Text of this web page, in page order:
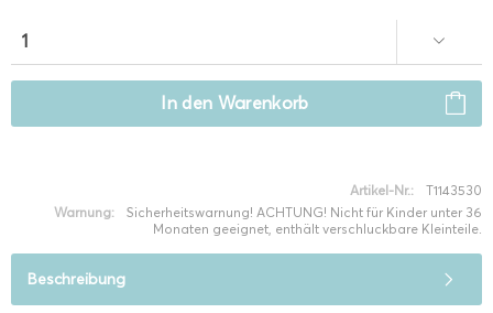
In den Warenkorb
Artikel-Nr.:
T1143530
Warnung:
Sicherheitswarnung! ACHTUNG! Nicht für Kinder unter 36
Monaten geeignet, enthält verschluckbare Kleinteile.
Beschreibung